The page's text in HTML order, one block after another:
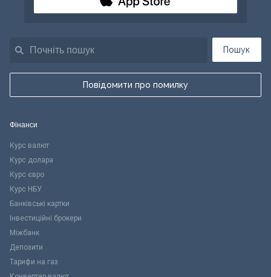
Пошук
Повідомити про помилку
Фінанси
Курс валют
Курс долара
Курс євро
Курс НБУ
Банківські картки
Інвестиційні брокери
Міжбанк
Депозити
Тарифи на газ